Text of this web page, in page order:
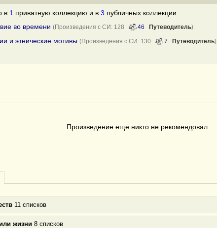
в 1 приватную коллекцию и в 3 публичных коллекции
во времени (Произведения с СИ: 128 46 Путеводитель)
и этнические мотивы (Произведения с СИ: 130 7 Путеводитель)
Произведение еще никто не рекомендовал
11 списков
жизни 8 списков